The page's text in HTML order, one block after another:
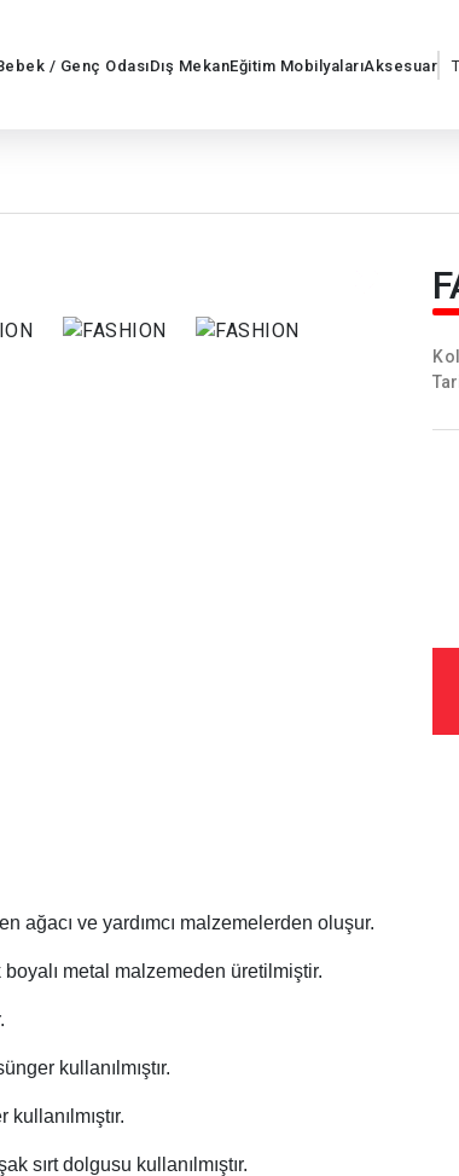
/ Genç OdasıDış MekanEğitim MobilyalarıAksesuar
ağacı ve yardımcı malzemelerden oluşur.
metal malzemeden üretilmiştir.
kullanılmıştır.
sırt dolgusu kullanılmıştır.